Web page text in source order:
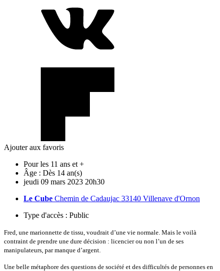
Ajouter aux favoris
Pour les 11 ans et +
Âge : Dès 14 an(s)
jeudi 09 mars 2023 20h30
Le Cube Chemin de Cadaujac 33140 Villenave d'Ornon
Type d'accès : Public
Fred, une marionnette de tissu, voudrait d’une vie normale. Mais le voilà
contraint de prendre une dure décision : licencier ou non l’un de ses
manipulateurs, par manque d’argent.
Une belle métaphore des questions de société et des difficultés de personnes en